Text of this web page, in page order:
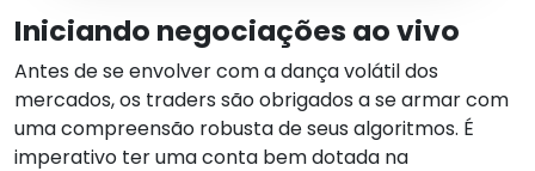
Iniciando negociações ao vivo
Antes de se envolver com a dança volátil dos
mercados, os traders são obrigados a se armar com
uma compreensão robusta de seus algoritmos. É
imperativo ter uma conta bem dotada na